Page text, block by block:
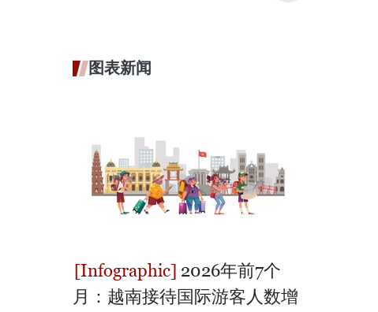
图表新闻
2026年前7个
月：越南接待国际游客人数增